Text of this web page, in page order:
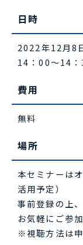
日時
2022年12月8
14：00～14：
費用
無料
場所
本セミナーは
活用予定）
事前登録の上
お気軽にご参
※視聴方法は